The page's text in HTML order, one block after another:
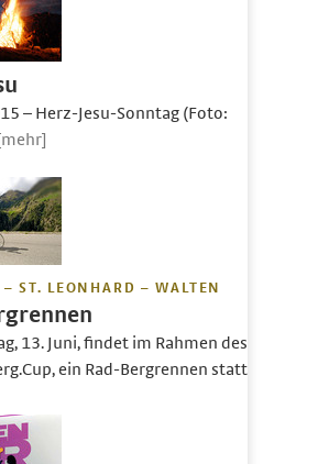
– Herz-Jesu-Sonntag (Foto:
[mehr]
ST. LEONHARD – WALTEN
13. Juni, findet im Rahmen des
ein Rad-Bergrennen statt.